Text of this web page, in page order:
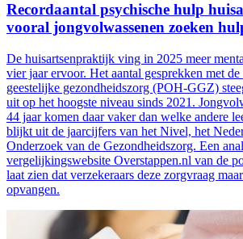
Recordaantal psychische hulp
vooral jongvolwassenen zoeken
De huisartsenpraktijk ving in 2025 meer
vier jaar ervoor. Het aantal gesprekken met
geestelijke gezondheidszorg (POH-GGZ)
uit op het hoogste niveau sinds 2021.
44 jaar komen daar vaker dan welke andere
blijkt uit de jaarcijfers van het Nivel, het
Onderzoek van de Gezondheidszorg. Een
vergelijkingswebsite Overstappen.nl van de
laat zien dat verzekeraars deze zorgvraag
opvangen.